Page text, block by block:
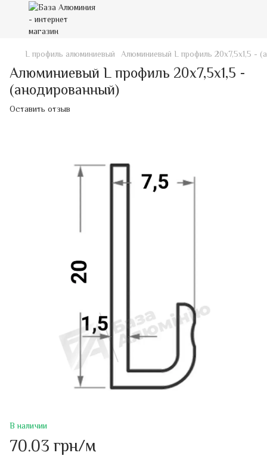
L профиль алюминиевый Алюминиевый L профиль 20х7,5х1,5 -
Алюминиевый L профиль 20х7,5х1,5 -
(анодированный)
Оставить отзыв
В наличии
70.03 грн/м